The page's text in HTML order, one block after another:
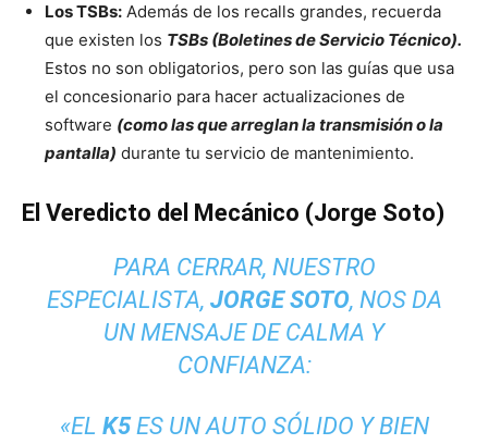
Los TSBs: Además de los recalls grandes, recuerda
que existen los TSBs (Boletines de Servicio Técnico).
Estos no son obligatorios, pero son las guías que usa
el concesionario para hacer actualizaciones de
software (como las que arreglan la transmisión o la
pantalla) durante tu servicio de mantenimiento.
El Veredicto del Mecánico (Jorge Soto)
PARA CERRAR, NUESTRO
ESPECIALISTA, JORGE SOTO, NOS DA
UN MENSAJE DE CALMA Y
CONFIANZA:
«EL K5ES UN AUTO SÓLIDO Y BIEN